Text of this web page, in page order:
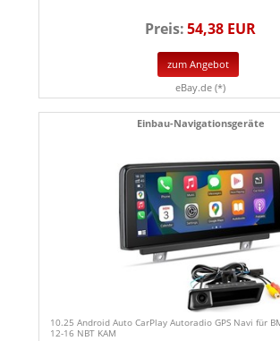
Preis:54,38 EUR
zum Angebot
eBay.de (*)
Einbau-Navigationsgeräte
10.25 Android Auto CarPlay Autoradio GPS Navi für
12-16 NBT KAM